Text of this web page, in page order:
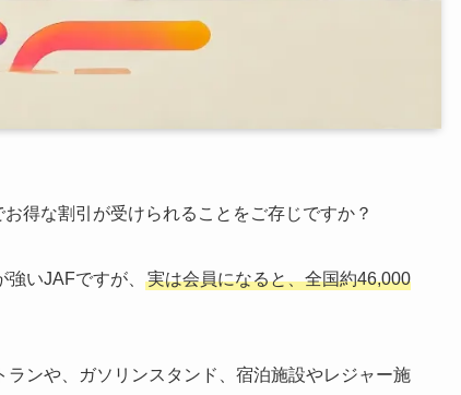
得な割引が受けられることをご存じですか？
いJAFですが、
実は会員になると、全国約46,000
ンや、ガソリンスタンド、宿泊施設やレジャー施